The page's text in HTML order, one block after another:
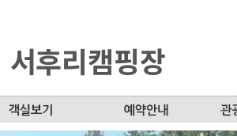
서후리캠핑장